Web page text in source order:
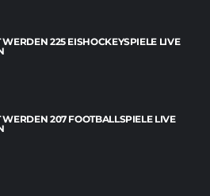
225 EISHOCKEYSPIELE LIVE
207 FOOTBALLSPIELE LIVE